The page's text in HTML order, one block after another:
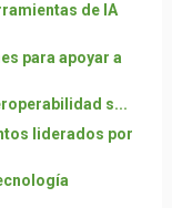
de IA
para apoyar a
s...
liderados por